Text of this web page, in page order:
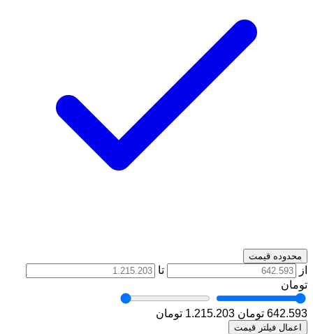
محدوده قیمت
از
تا
تومان
642.593 تومان 1.215.203 تومان
اعمال فیلتر قیمت